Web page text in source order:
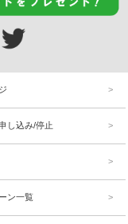
し込み/停止
ン一覧